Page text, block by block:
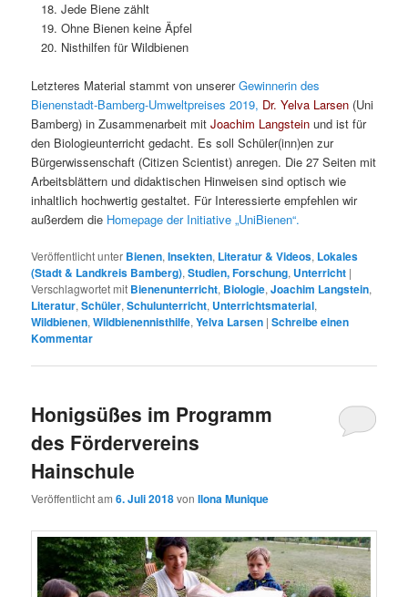
Jede Biene zählt
Ohne Bienen keine Äpfel
Nisthilfen für Wildbienen
Letzteres Material stammt von unsererGewinnerin des
Bienenstadt-Bamberg-Umweltpreises 2019, Dr. Yelva Larsen (Uni
Bamberg) in Zusammenarbeit mitJoachim Langstein und ist für
den Biologieunterricht gedacht. Es soll Schüler(inn)en zur
Bürgerwissenschaft (Citizen Scientist) anregen. Die 27 Seiten mit
Arbeitsblättern und didaktischen Hinweisen sind optisch wie
inhaltlich hochwertig gestaltet. Für Interessierte empfehlen wir
außerdem die Homepage der Initiative „UniBienen“.
Veröffentlicht unter Bienen,Insekten, Literatur & Videos, Lokales
(Stadt & Landkreis Bamberg),Studien, Forschung, Unterricht |
Verschlagwortet mit Bienenunterricht, Biologie,Joachim Langstein,
Literatur,Schüler,Schulunterricht, Unterrichtsmaterial,
Wildbienen,Wildbienennisthilfe,Yelva Larsen |Schreibe einen
Kommentar
Honigsüßes im Programm
des Fördervereins
Hainschule
Veröffentlicht am6. Juli 2018vonIlona Munique